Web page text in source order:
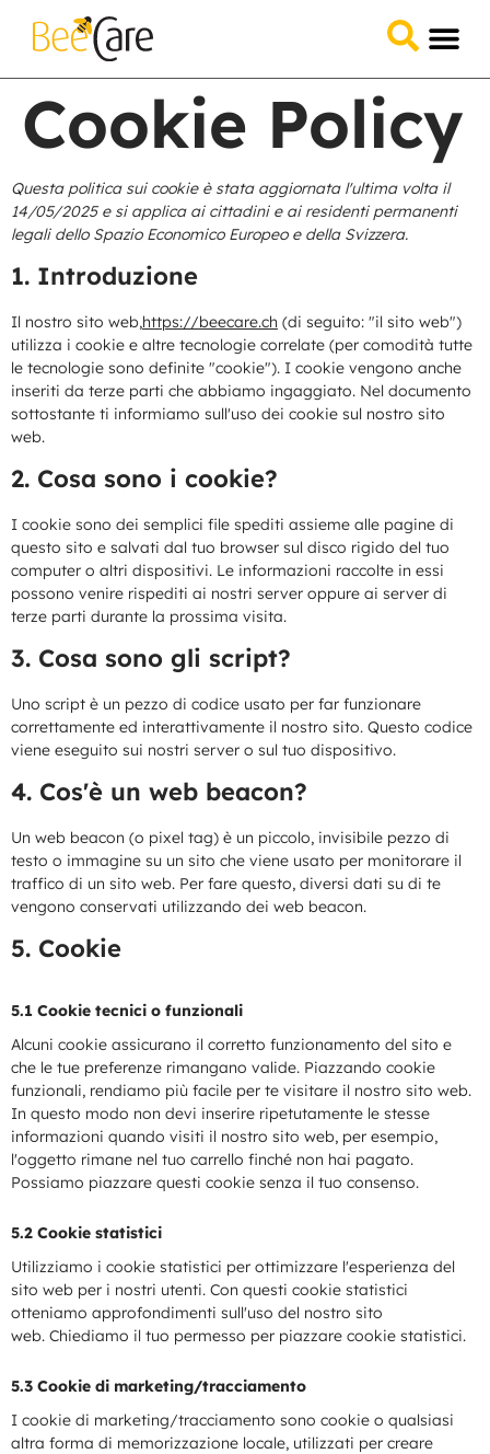
Cookie Policy
Questa politica sui cookie è stata aggiornata l'ultima volta il
14/05/2025 e si applica ai cittadini e ai residenti permanenti
legali dello Spazio Economico Europeo e della Svizzera.
1. Introduzione
Il nostro sito web,https://beecare.ch (di seguito: "il sito web")
utilizza i cookie e altre tecnologie correlate (per comodità tutte
le tecnologie sono definite "cookie"). I cookie vengono anche
inseriti da terze parti che abbiamo ingaggiato. Nel documento
sottostante ti informiamo sull'uso dei cookie sul nostro sito
web.
2. Cosa sono i cookie?
I cookie sono dei semplici file spediti assieme alle pagine di
questo sito e salvati dal tuo browser sul disco rigido del tuo
computer o altri dispositivi. Le informazioni raccolte in essi
possono venire rispediti ai nostri server oppure ai server di
terze parti durante la prossima visita.
3. Cosa sono gli script?
Uno script è un pezzo di codice usato per far funzionare
correttamente ed interattivamente il nostro sito. Questo codice
viene eseguito sui nostri server o sul tuo dispositivo.
4. Cos'è un web beacon?
Un web beacon (o pixel tag) è un piccolo, invisibile pezzo di
testo o immagine su un sito che viene usato per monitorare il
traffico di un sito web. Per fare questo, diversi dati su di te
vengono conservati utilizzando dei web beacon.
5. Cookie
5.1 Cookie tecnici o funzionali
Alcuni cookie assicurano il corretto funzionamento del sito e
che le tue preferenze rimangano valide. Piazzando cookie
funzionali, rendiamo più facile per te visitare il nostro sito web.
In questo modo non devi inserire ripetutamente le stesse
informazioni quando visiti il nostro sito web, per esempio,
l'oggetto rimane nel tuo carrello finché non hai pagato.
Possiamo piazzare questi cookie senza il tuo consenso.
5.2 Cookie statistici
Utilizziamo i cookie statistici per ottimizzare l'esperienza del
sito web per i nostri utenti. Con questi cookie statistici
otteniamo approfondimenti sull'uso del nostro sito
web. Chiediamo il tuo permesso per piazzare cookie statistici.
5.3 Cookie di marketing/tracciamento
I cookie di marketing/tracciamento sono cookie o qualsiasi
altra forma di memorizzazione locale, utilizzati per creare